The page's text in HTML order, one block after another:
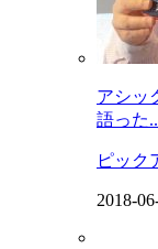
アシッ
語った
ピック
2018-